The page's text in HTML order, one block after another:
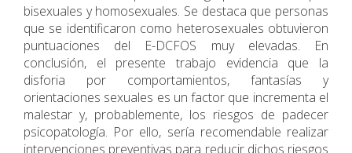
bisexuales y homosexuales. Se destaca que personas
que se identificaron como heterosexuales obtuvieron
puntuaciones del E-DCFOS muy elevadas. En
conclusión, el presente trabajo evidencia que la
disforia por comportamientos, fantasías y
orientaciones sexuales es un factor que incrementa el
malestar y, probablemente, los riesgos de padecer
psicopatología. Por ello, sería recomendable realizar
intervenciones preventivas para reducir dichos riesgos